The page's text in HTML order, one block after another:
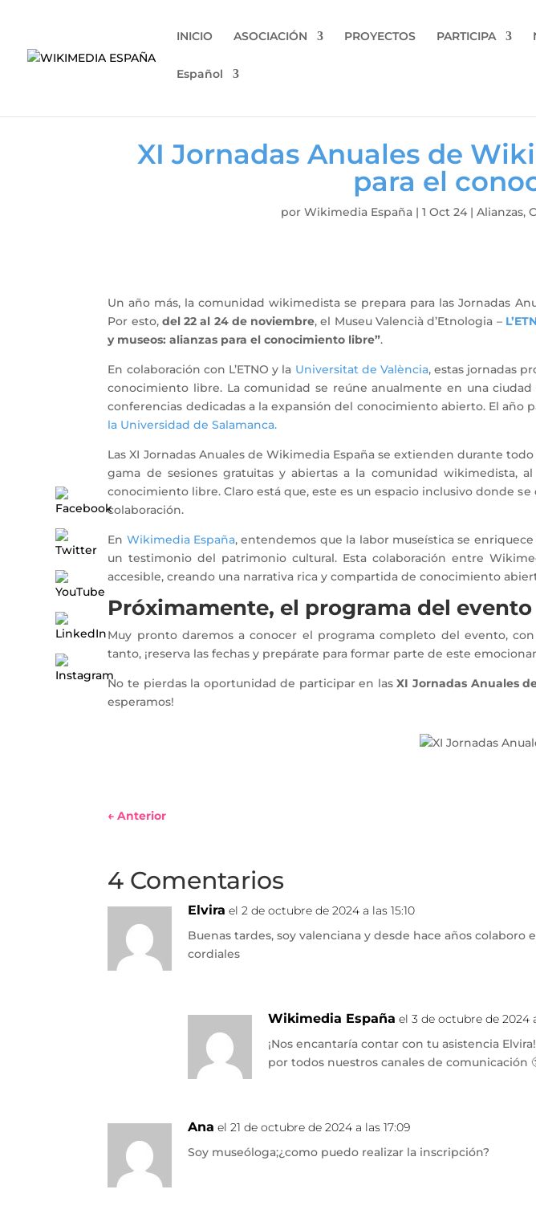
INICIO ASOCIACIÓN PROYECTOS PARTICIPA
Español
XI Jornadas Anuales de
para el
por Wikimedia España| 1 Oct 24| Alianzas,
Un año más, la comunidad wikimedista se prepara para las Jornadas
Por esto, del 22 al 24 de noviembre, el Museu Valencià d’Etnologia –
y museos: alianzas para el conocimiento libre”.
En colaboración con L’ETNO y la Universitat de València, estas jornadas
conocimiento libre. La comunidad se reúne anualmente en una
conferencias dedicadas a la expansión del conocimiento abierto. El año
la Universidad de Salamanca.
Las XI Jornadas Anuales de Wikimedia España se extienden durante
gama de sesiones gratuitas y abiertas a la comunidad wikimedista,
conocimiento libre. Claro está que, este es un espacio inclusivo donde
colaboración.
En Wikimedia España, entendemos que la labor museística se
un testimonio del patrimonio cultural. Esta colaboración entre
accesible, creando una narrativa rica y compartida de conocimiento
Próximamente, el programa del evento
Muy pronto daremos a conocer el programa completo del evento,
tanto, ¡reserva las fechas y prepárate para formar parte de este
No te pierdas la oportunidad de participar en lasXI Jornadas Anuales
esperamos!
←Anterior
4 Comentarios
Elvira el 2 de octubre de 2024 a las 15:10
Buenas tardes, soy valenciana y desde hace años
cordiales
Wikimedia España el 3 de octubre de 2024
¡Nos encantaría contar con tu asistencia
por todos nuestros canales de comunicación
Ana el 21 de octubre de 2024 a las 17:09
Soy museóloga;¿como puedo realizar la inscripción?